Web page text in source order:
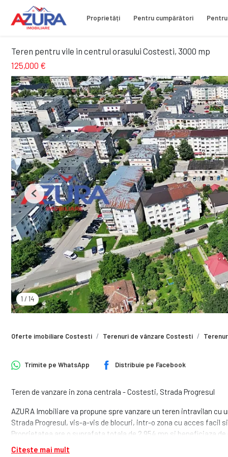
Proprietăți Pentru cumpărători
Teren pentru vile in centrul orasului Costesti, 3000 mp
125,000 €
1 / 14
Previous
Oferte imobiliare Costesti Terenuri de vânzare Costesti
Trimite pe WhatsApp Distribuie pe Facebook
Teren de vanzare in zona centrala - Costesti, Strada Progresul
AZURA Imobiliare va propune spre vanzare un teren intravilan
Strada Progresul, vis-a-vis de blocuri, intr-o zona cu acces facil
Proprietatea are o suprafata totala de 2.954 mp si beneficiaza
posibilitati de valorificare. Pe teren se afla o casa veche si
Citește mai mult